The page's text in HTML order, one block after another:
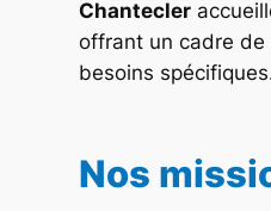
Chantecler
offrant un cadre de
besoins
Nos